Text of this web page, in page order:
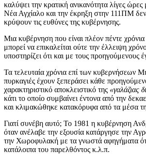
καλύψει την κρατική ανικανότητα λίγες ώρες
Νέα Αγχίαλο και την έκρηξη στην 111ΠΜ
κρύψουν τις ευθύνες της κυβέρνησης.
Μια κυβέρνηση που είναι πλέον πέντε
μπορεί να επικαλείται ούτε την έλλειψη
υποστηρίζει ότι και με τους προηγούμενους
Τα τελευταία χρόνια επί των κυβερνήσεων
πυρκαγιές έχουν ξεπεράσει κάθε
χαρακτηριστικό αποκλειστικό της «γαλάζιας
κάτι το οποίο συμβαίνει έντονα από την
και κλιμακώθηκε κατακόρυφα από τα μέσα
Γιατί συνέβη αυτό; Το 1981 η κυβέρνηση
όταν ανέλαβε την εξουσία κατάργησε την
την Χωροφυλακή με τα γνωστά αφηγήματα
κατάλοιπα του παρελθόντος κ.λ.π.